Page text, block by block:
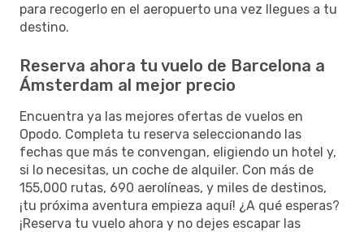
para recogerlo en el aeropuerto una vez llegues a tu
destino.
Reserva ahora tu vuelo de Barcelona a
Ámsterdam al mejor precio
Encuentra ya las mejores ofertas de vuelos en
Opodo. Completa tu reserva seleccionando las
fechas que más te convengan, eligiendo un hotel y,
si lo necesitas, un coche de alquiler. Con más de
155,000 rutas, 690 aerolíneas, y miles de destinos,
¡tu próxima aventura empieza aquí! ¿A qué esperas?
¡Reserva tu vuelo ahora y no dejes escapar las